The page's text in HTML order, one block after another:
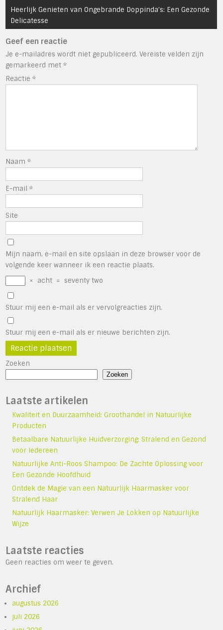
Heerlijk Genieten van Ongebrande Doppinda’s: Een Gezonde
Delicatesse
Geef een reactie
Je e-mailadres wordt niet gepubliceerd. Vereiste velden zijn
gemarkeerd met*
Reactie*
Naam*
E-mail*
Site
Mijn naam, e-mail en site opslaan in deze browser voor de
volgende keer wanneer ik een reactie plaats.
×
acht = seventy two
Stuur mij een e-mail als er vervolgreacties zijn.
Stuur mij een e-mail als er nieuwe berichten zijn.
Zoeken
Zoeken
Laatste artikelen
Kwaliteit en Duurzaamheid: Groothandel in Natuurlijke
Producten
Betaalbare Natuurlijke Huidverzorging: Stralend en Gezond
voor Iedereen
Natuurlijke Anti-Roos Shampoo: De Zachte Oplossing voor
Een Gezonde Hoofdhuid
Ontdek de Magie van een Natuurlijk Haarmasker voor
Stralend Haar
Natuurlijk Haarmasker: Verwen Je Lokken op Natuurlijke
Wijze
Laatste reacties
Geen reacties om weer te geven.
Archief
augustus 2026
juli 2026